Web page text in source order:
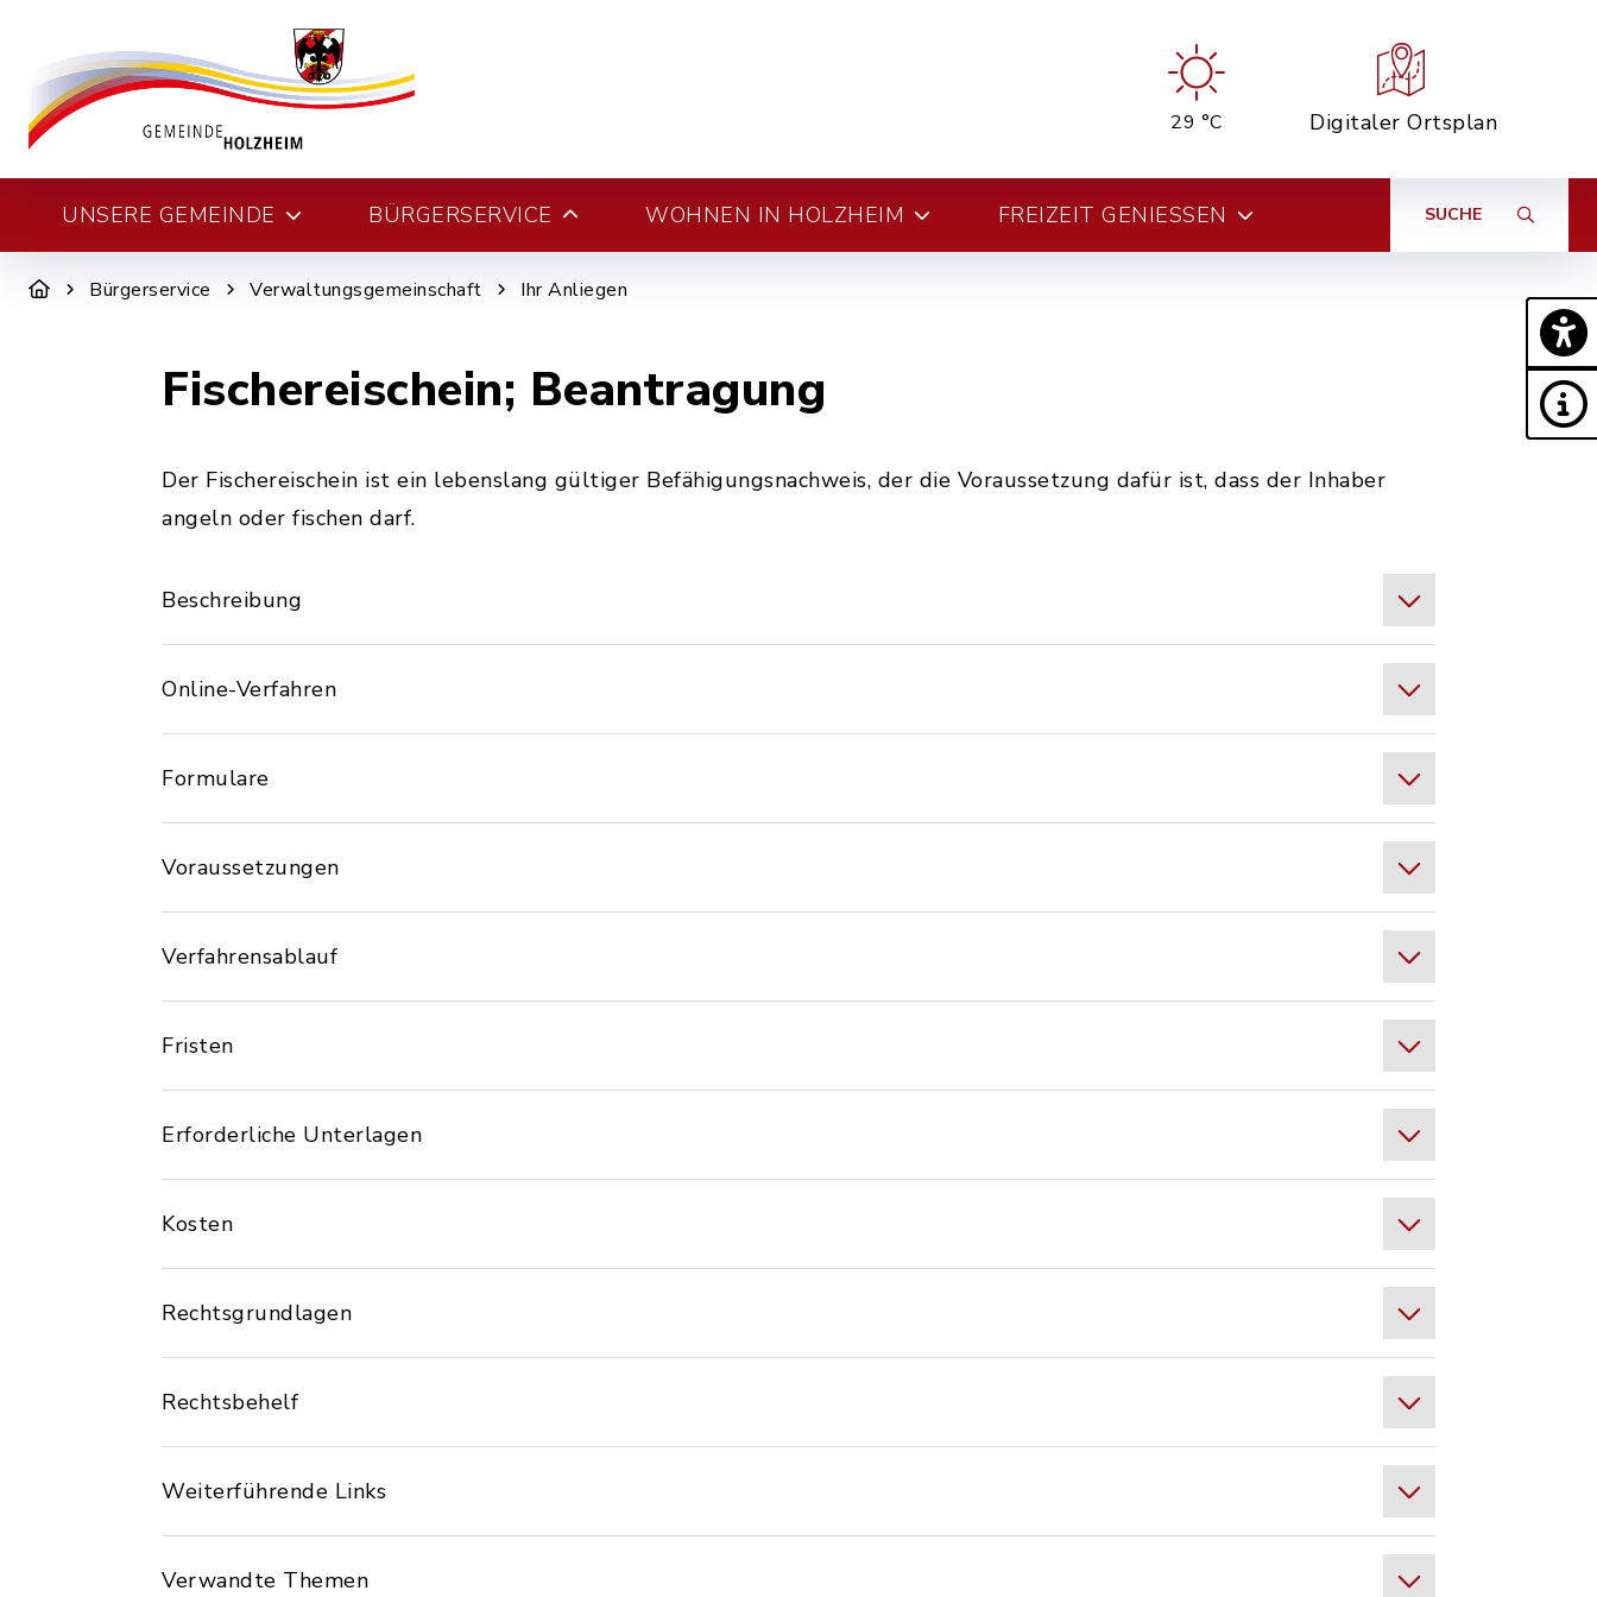
29 °C Digitaler Ortsplan
UNSERE GEMEINDE BÜRGERSERVICE WOHNEN IN HOLZHEIM FREIZEIT GENIESSEN SUCHE
Bürgerservice Verwaltungsgemeinschaft Ihr Anliegen
Fischereischein; Beantragung
Der Fischereischein ist ein lebenslang gültiger Befähigungsnachweis, der die Voraussetzung dafür ist, dass der Inhaber
angeln oder fischen darf.
Beschreibung
Online-Verfahren
Formulare
Voraussetzungen
Verfahrensablauf
Fristen
Erforderliche Unterlagen
Kosten
Rechtsgrundlagen
Rechtsbehelf
Weiterführende Links
Verwandte Themen